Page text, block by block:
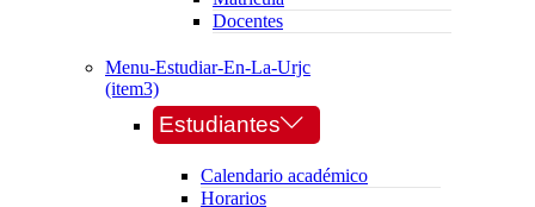
Docentes
Menu-Estudiar-En-La-Urjc
(item3)
Estudiantes
Calendario académico
Horarios